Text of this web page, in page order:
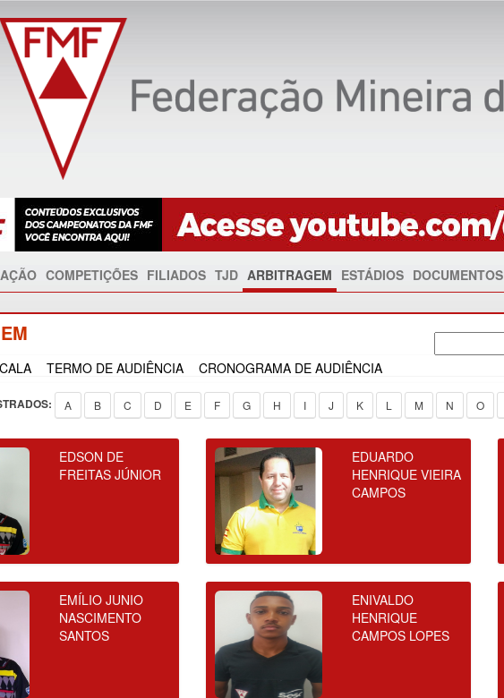
COMPETIÇÕES FILIADOS TJD ARBITRAGEM ESTÁDIOS DOCUMENTOS
TERMO DE AUDIÊNCIA CRONOGRAMA DE AUDIÊNCIA
A B C D E F G H I J K L M N O
EDSON DE
FREITAS JÚNIOR
EDUARDO
HENRIQUE VIEIRA
CAMPOS
EMÍLIO JUNIO
NASCIMENTO
SANTOS
ENIVALDO
HENRIQUE
CAMPOS LOPES